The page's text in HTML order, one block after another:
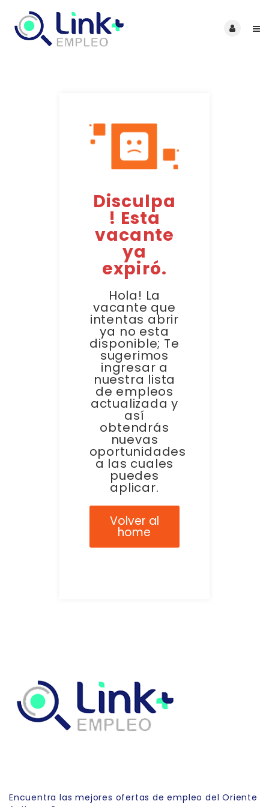
Disculpa
! Esta
vacante
ya
expiró.
Hola! La
vacante que
intentas abrir
ya no esta
disponible; Te
sugerimos
ingresar a
nuestra lista
de empleos
actualizada y
así
obtendrás
nuevas
oportunidades
a las cuales
puedes
aplicar.
Volver al
home
Encuentra las mejores ofertas de empleo del Oriente